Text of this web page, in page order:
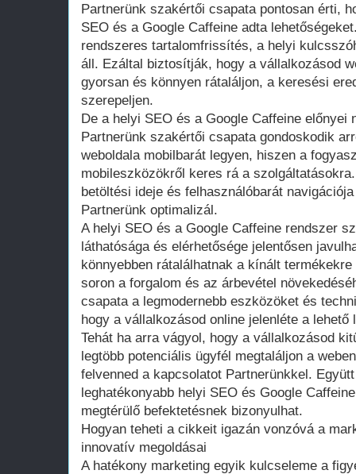
Partnerünk szakértői csapata pontosan érti,
SEO és a Google Caffeine adta
rendszeres tartalomfrissítés, a helyi
áll. Ezáltal biztosítják, hogy a vállalkozásod
gyorsan és könnyen rátaláljon, a keresési
szerepeljen.
De a helyi SEO és a Google Caffeine előnyei
Partnerünk szakértői csapata gondoskodik
weboldala mobilbarát legyen, hiszen a
mobileszközökről keres rá a
betöltési ideje és felhasználóbarát
Partnerünk optimalizál.
A helyi SEO és a Google Caffeine rendszer
láthatósága és elérhetősége jelentősen
könnyebben rátalálhatnak a kínált
soron a forgalom és az árbevétel
csapata a legmodernebb eszközöket és
hogy a vállalkozásod online jelenléte a lehető
Tehát ha arra vágyol, hogy a vállalkozásod
legtöbb potenciális ügyfél megtaláljon a
felvenned a kapcsolatot Partnerünkkel.
leghatékonyabb helyi SEO és Google
megtérülő befektetésnek bizonyulhat.
Hogyan teheti a cikkeit igazán vonzóvá a
innovatív megoldásai
A hatékony marketing egyik kulcseleme a